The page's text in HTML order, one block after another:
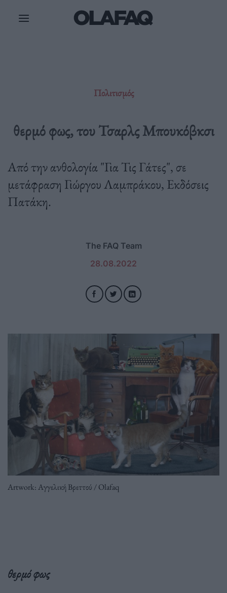
Πολιτισμός
θερμό φως, του Τσαρλς Μπουκόβκσι
Από την ανθολογία "Για Τις Γάτες", σε
μετάφραση Γιώργου Λαμπράκου, Εκδόσεις
Πατάκη.
The FAQ Team
28.08.2022
Artwork: Αγγελική Βρεττού / Olafaq
θερμό φως